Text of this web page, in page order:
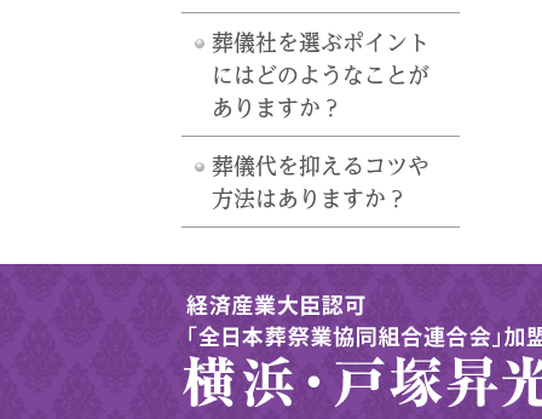
葬儀社を選ぶポイント
にはどのようなことが
ありますか？
葬儀代を抑えるコツや
方法はありますか？